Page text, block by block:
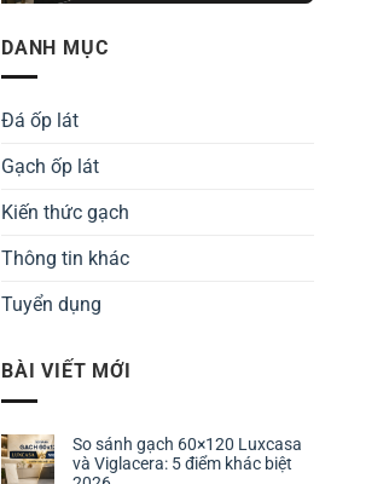
DANH MỤC
Đá ốp lát
Gạch ốp lát
Kiến thức gạch
Thông tin khác
Tuyển dụng
BÀI VIẾT MỚI
So sánh gạch 60×120 Luxcasa
và Viglacera: 5 điểm khác biệt